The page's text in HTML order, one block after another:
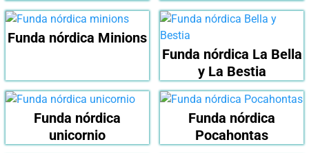
Funda nórdica Minions
Funda nórdica La Bella
y La Bestia
Funda nórdica
unicornio
Funda nórdica
Pocahontas